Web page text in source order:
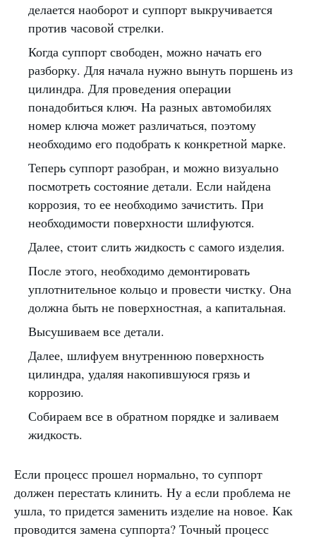
делается наоборот и суппорт выкручивается
против часовой стрелки.
Когда суппорт свободен, можно начать его
разборку. Для начала нужно вынуть поршень из
цилиндра. Для проведения операции
понадобиться ключ. На разных автомобилях
номер ключа может различаться, поэтому
необходимо его подобрать к конкретной марке.
Теперь суппорт разобран, и можно визуально
посмотреть состояние детали. Если найдена
коррозия, то ее необходимо зачистить. При
необходимости поверхности шлифуются.
Далее, стоит слить жидкость с самого изделия.
После этого, необходимо демонтировать
уплотнительное кольцо и провести чистку. Она
должна быть не поверхностная, а капитальная.
Высушиваем все детали.
Далее, шлифуем внутреннюю поверхность
цилиндра, удаляя накопившуюся грязь и
коррозию.
Собираем все в обратном порядке и заливаем
жидкость.
Если процесс прошел нормально, то суппорт
должен перестать клинить. Ну а если проблема не
ушла, то придется заменить изделие на новое. Как
проводится замена суппорта? Точный процесс